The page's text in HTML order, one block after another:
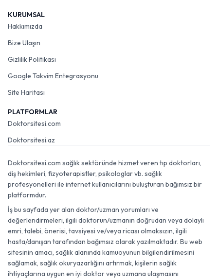
KURUMSAL
Hakkımızda
Bize Ulaşın
Gizlilik Politikası
Google Takvim Entegrasyonu
Site Haritası
PLATFORMLAR
Doktorsitesi.com
Doktorsitesi.az
Doktorsitesi.com sağlık sektöründe hizmet veren tıp doktorları,
diş hekimleri, fizyoterapistler, psikologlar vb. sağlık
profesyonelleri ile internet kullanıcılarını buluşturan bağımsız bir
platformdur.
İş bu sayfada yer alan doktor/uzman yorumları ve
değerlendirmeleri, ilgili doktorun/uzmanın doğrudan veya dolaylı
emri, talebi, önerisi, tavsiyesi ve/veya ricası olmaksızın, ilgili
hasta/danışan tarafından bağımsız olarak yazılmaktadır. Bu web
sitesinin amacı, sağlık alanında kamuoyunun bilgilendirilmesini
sağlamak, sağlık okuryazarlığını artırmak, kişilerin sağlık
ihtiyaçlarına uygun en iyi doktor veya uzmana ulaşmasını